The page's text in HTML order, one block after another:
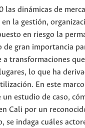
las dinámicas de
la gestión,
en riesgo la
gran importancia
a transformaciones
lo que ha
En este
estudio de caso,
Cali por un
se indaga cuáles